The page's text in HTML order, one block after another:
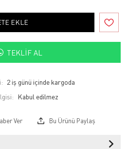
EKLE
TEKLIF AL
2 iş günü içinde kargoda
Ver Bu Ürünü Paylaş